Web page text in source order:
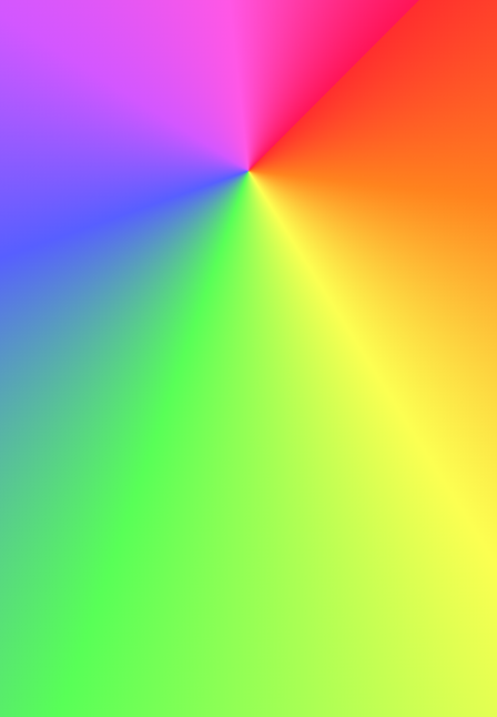
Antes de enviar tu carta, revisa meticulosamente para
detectar cualquier error tipográfico o gramatical que
Con mis habilidades técnicas y mi dedicación al